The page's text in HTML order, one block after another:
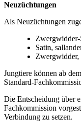
Neuzüchtungen
Als Neuzüchtungen
Zwergwidder-
Satin,
Zwergwidder,
Jungtiere können ab
Standard-
Die Entscheidung über
Fachkommission
Verbindung zu setzen.